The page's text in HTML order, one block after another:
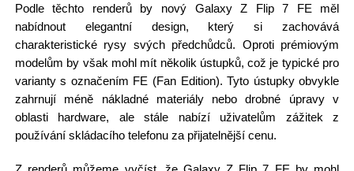
Podle těchto renderů by nový Galaxy Z Flip 7 FE měl
nabídnout elegantní design, který si zachovává
charakteristické rysy svých předchůdců. Oproti prémiovým
modelům by však mohl mít několik ústupků, což je typické pro
varianty s označením FE (Fan Edition). Tyto ústupky obvykle
zahrnují méně nákladné materiály nebo drobné úpravy v
oblasti hardware, ale stále nabízí uživatelům zážitek z
používání skládacího telefonu za přijatelnější cenu.